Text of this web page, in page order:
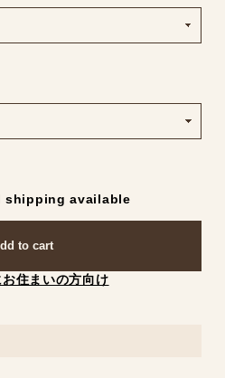
shipping available
to cart
お住まいの方向け